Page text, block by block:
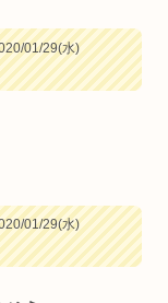
01/29(水)
01/29(水)